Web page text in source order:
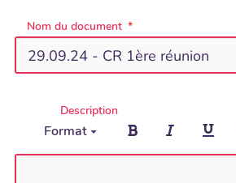
Nom du document
Description
Format